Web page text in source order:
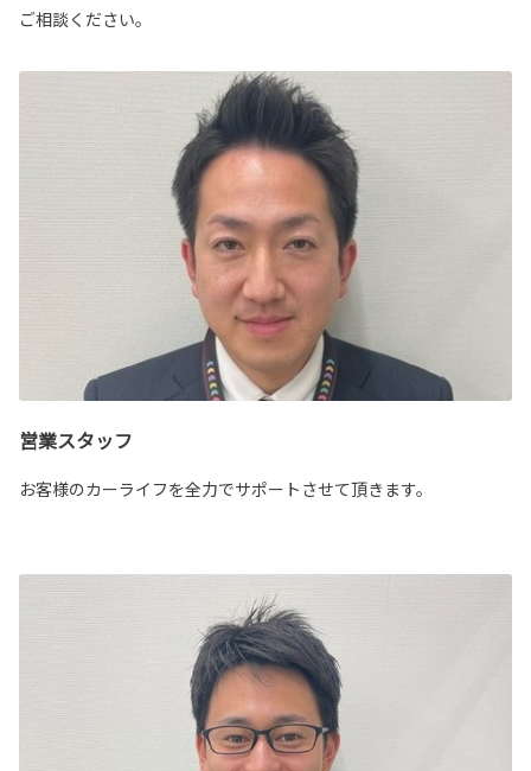
ご相談ください。
営業スタッフ
お客様のカーライフを全力でサポートさせて頂きます。